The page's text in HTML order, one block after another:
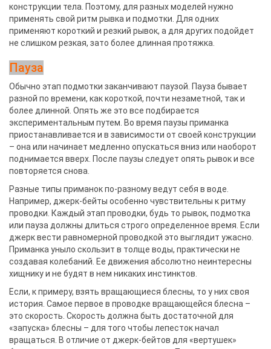
конструкции тела. Поэтому, для разных моделей нужно
применять свой ритм рывка и подмотки. Для одних
применяют короткий и резкий рывок, а для других подойдет
не слишком резкая, зато более длинная протяжка.
Пауза
Обычно этап подмотки заканчивают паузой. Пауза бывает
разной по времени, как короткой, почти незаметной, так и
более длинной. Опять же это все подбирается
экспериментальным путем. Во время паузы приманка
приостанавливается и в зависимости от своей конструкции
– она или начинает медленно опускаться вниз или наоборот
поднимается вверх. После паузы следует опять рывок и все
повторяется снова.
Разные типы приманок по-разному ведут себя в воде.
Например, джерк-бейты особенно чувствительны к ритму
проводки. Каждый этап проводки, будь то рывок, подмотка
или пауза должны длиться строго определенное время. Если
джерк вести равномерной проводкой это выглядит ужасно.
Приманка уныло скользит в толще воды, практически не
создавая колебаний. Ее движения абсолютно неинтересны
хищнику и не будят в нем никаких инстинктов.
Если, к примеру, взять вращающиеся блесны, то у них своя
история. Самое первое в проводке вращающейся блесна –
это скорость. Скорость должна быть достаточной для
«запуска» блесны – для того чтобы лепесток начал
вращаться. В отличие от джерк-бейтов для «вертушек»